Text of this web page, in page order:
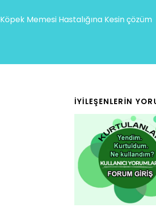
Köpek Memesi Hastalığına Kesin çözüm
İYILEŞENLERIN